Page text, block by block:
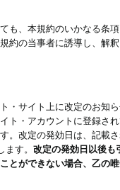
も、本規約のいかなる条
約の当事者に誘導し、解
・サイト上に改定のお知
ト・アカウントに登録さ
。改定の発効日は、記載
す。 改定の発効日以後も
とができない場合、乙の